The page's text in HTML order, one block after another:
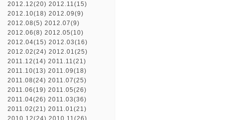
2012.12(20) 2012.11(15)
2012.10(18) 2012.09(9)
2012.08(5) 2012.07(9)
2012.06(8) 2012.05(10)
2012.04(15) 2012.03(16)
2012.02(24) 2012.01(25)
2011.12(14) 2011.11(21)
2011.10(13) 2011.09(18)
2011.08(24) 2011.07(25)
2011.06(19) 2011.05(26)
2011.04(26) 2011.03(36)
2011.02(21) 2011.01(21)
2010.12(24) 2010.11(26)